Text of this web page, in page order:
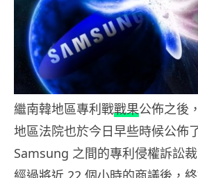
繼南韓地區專利戰戰果公佈之後
地區法院也於今日早些時候公佈
Samsung 之間的專利侵權訴訟